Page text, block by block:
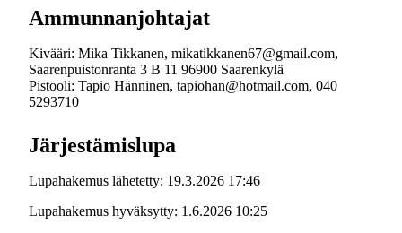
Ammunnanjohtajat
Kivääri: Mika Tikkanen, mikatikkanen67@gmail.com,
Saarenpuistonranta 3 B 11 96900 Saarenkylä
Pistooli: Tapio Hänninen, tapiohan@hotmail.com, 040
5293710
Järjestämislupa
Lupahakemus lähetetty: 19.3.2026 17:46
Lupahakemus hyväksytty: 1.6.2026 10:25